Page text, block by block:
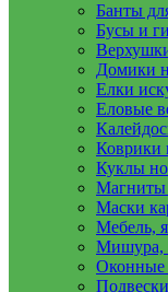
Банты
Бусы и
Домики
Елки
Еловые
Коврики
Куклы
Магниты
Маски
Мебель,
Мишура,
Оконные